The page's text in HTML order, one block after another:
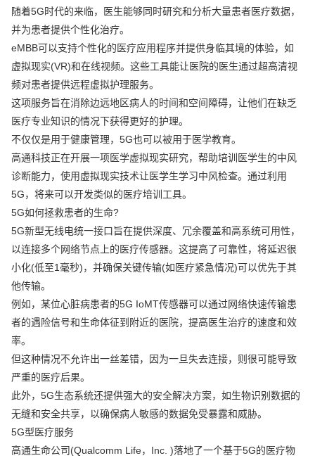
随着5G时代的来临，医生能够同时研究和分析大量患者医疗数据，
并为患者提供个性化治疗。
eMBB可以支持个性化的医疗应用程序并提供身临其境的体验，如
虚拟现实(VR)和在线视频。这些工具能让医院的医生通过超高清视
频对患者提供远程虚拟护理服务。
这项服务旨在消除边远地区病人的时间和空间障碍，让他们在缺乏
医疗专业知识的情况下获得更好的护理。
不仅仅是用于健康管理，5G也可以被用于医学教育。
高通科技正在开展一项医学虚拟现实研究，帮助培训医学生的中风
诊断能力，使用虚拟现实技术让医学生学习中风检查。通过利用
5G，将来可以开发类似的医疗培训工具。
5G如何拯救患者的生命?
5G新型无线电统一接口旨在提供深度、冗余覆盖和高系统可用性，
以连接多个网络节点上的医疗传感器。这提高了可靠性，将延迟很
小化(低至1毫秒)，并确保关键传输(如医疗紧急情况)可以优先于其
他传输。
例如，某位心脏病患者的5G IoMT传感器可以通过网络快速传输患
者的遇险信号和生命体征到附近的医院，提高医生治疗的速度和效
率。
但这种情况不允许出一丝差错，因为一旦失去连接，则很可能导致
严重的医疗后果。
此外，5G生态系统还提供强大的安全解决方案，如生物识别数据的
无缝和安全共享，以确保病人敏感的数据免受暴露和威胁。
5G型医疗服务
高通生命公司(Qualcomm Life，Inc. )落地了一个基于5G的医疗物